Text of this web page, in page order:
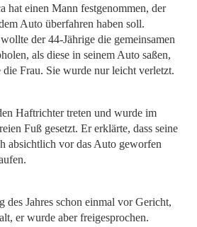
hat einen Mann festgenommen, der
Auto überfahren haben soll.
der 44-Jährige die gemeinsamen
als diese in seinem Auto saßen,
die Frau. Sie wurde nur leicht verletzt.
Haftrichter treten und wurde im
Fuß gesetzt. Er erklärte, dass seine
absichtlich vor das Auto geworfen
des Jahres schon einmal vor Gericht,
er wurde aber freigesprochen.